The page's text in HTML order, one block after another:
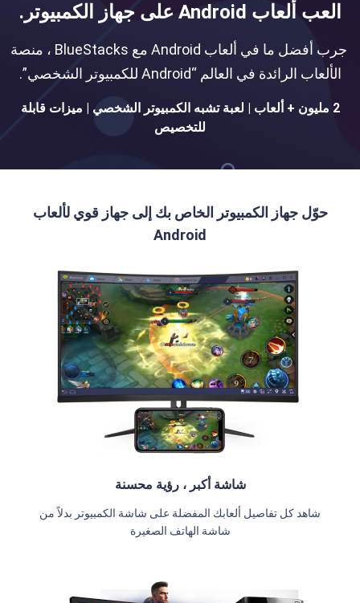
العب ألعاب Android على جهاز الكمبيوتر.
جرب أفضل ما في ألعاب Android مع BlueStacks ، منصة
الألعاب الرائدة في العالم “Android للكمبيوتر الشخصي”.
2 مليون + ألعاب | لعبة تشبه الكمبيوتر الشخصي | ميزات قابلة
للتخصيص
حوّل جهاز الكمبيوتر الخاص بك إلى جهاز قوي لألعاب
Android
شاشة أكبر ، رؤية محسنة
شاهد كل تفاصيل ألعابك المفضلة على شاشة الكمبيوتر بدلاً من
شاشة الهاتف الصغيرة